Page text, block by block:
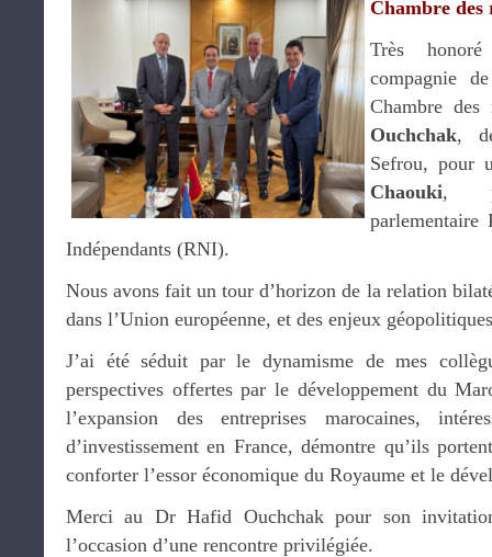
Chambre des
Très
compagnie
Chambre
Ouchchak,
Sefrou, pour
Chaouki,
parlementaire
Indépendants (RNI).
Nous avons fait un tour d’horizon de la relation
dans l’Union européenne, et des enjeux
J’ai été séduit par le dynamisme de mes
perspectives offertes par le développement du
l’expansion des entreprises marocaines,
d’investissement en France, démontre qu’ils
conforter l’essor économique du Royaume et le
Merci au Dr Hafid Ouchchak pour son
l’occasion d’une rencontre privilégiée.